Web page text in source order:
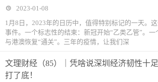
2023-01-08
1月8日，2023年的日历中，值得特别标记的一天。
事件。一个标志性的结束：新冠开始“乙类乙管”。
与港澳恢复“通关”。三年的疫情，让我们深
文理财经（85）｜凭啥说深圳经济韧性十
打了底！